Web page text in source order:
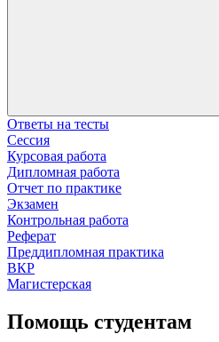
Ответы на тесты
Сессия
Курсовая работа
Дипломная работа
Отчет по практике
Экзамен
Контрольная работа
Реферат
Преддипломная практика
ВКР
Магистерская
Помощь студентам